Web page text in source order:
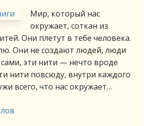
Мир, который нас
окружает, соткан из
Они плетут в тебе человека.
Они не создают людей, люди
сами, эти нити — нечто вроде
нити повсюду, внутри каждого
всего, что нас окружает…